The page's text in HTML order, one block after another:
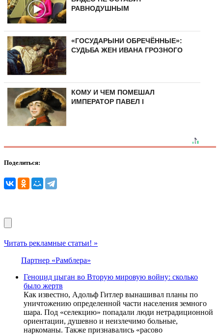
РАВНОДУШНЫМ
«ГОСУДАРЫНИ ОБРЕЧЁННЫЕ»:
СУДЬБА ЖЕН ИВАНА ГРОЗНОГО
КОМУ И ЧЕМ ПОМЕШАЛ
ИМПЕРАТОР ПАВЕЛ I
Поделиться:
Читать рекламные статьи! »
Партнер «Рамблера»
Геноцид цыган во Вторую мировую войну: сколько
было жертв
Как известно, Адольф Гитлер вынашивал планы по
уничтожению определенной части населения земного
шара. Под «селекцию» попадали люди нетрадиционной
ориентации, душевно и неизлечимо больные,
наркоманы. Также признавались «расово